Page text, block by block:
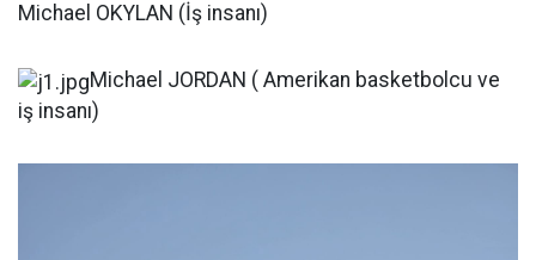
Michael OKYLAN (İş insanı)
Michael JORDAN ( Amerikan basketbolcu ve
iş insanı)